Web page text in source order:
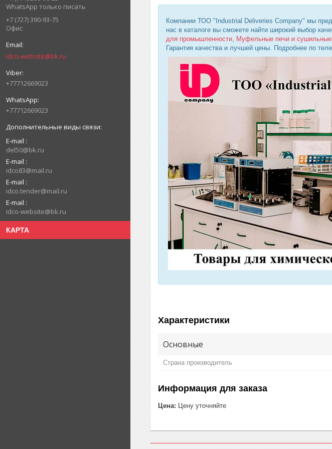
WhatsApp только писать
+7 (727) 390-93-75
Офис
idco-website@bk.ru
+77712669023
+77712669023
E-mail
del50@bk.ru
E-mail
idco83@mail.ru
E-mail
idco.tender@mail.ru
E-mail
idco-website@bk.ru
КАРТА
Компании ТОО "Industrial Deliveries Company" мы
нас в каталоге вы сможете найти широкий выбор
для промышленности, Муфельные печи и
Гарантия качества и лучшей цены. Подробнее по
Характеристики
Основные
Страна производитель
Информация для заказа
Цена: Цену уточняйте